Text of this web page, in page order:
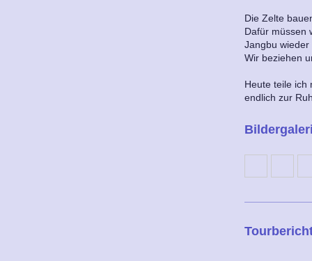
Die Zelte
Dafür müssen
Jangbu
Wir beziehen
Heute teile ich
endlich zur